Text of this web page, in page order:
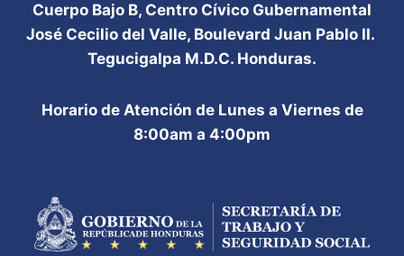
Cuerpo Bajo B, Centro Cívico Gubernamental
José Cecilio del Valle, Boulevard Juan Pablo II.
Tegucigalpa M.D.C. Honduras.
Horario de Atención de Lunes a Viernes de
8:00am a 4:00pm